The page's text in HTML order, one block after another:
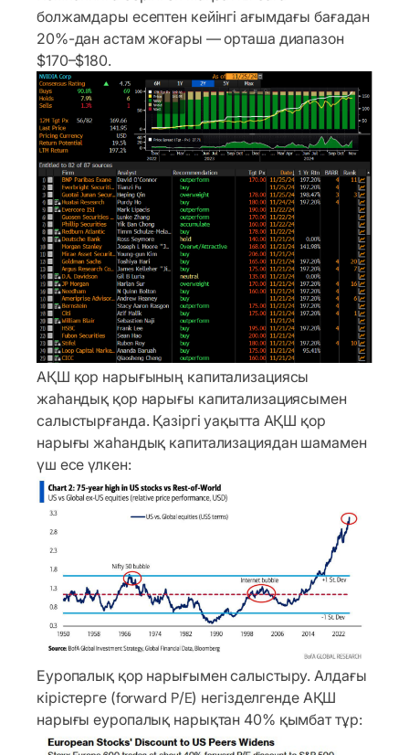
болжамдары есептен кейінгі ағымдағы бағадан
20%-дан астам жоғары — орташа диапазон
$170–$180.
АҚШ қор нарығының капитализациясы
жаһандық қор нарығы капитализациясымен
салыстырғанда. Қазіргі уақытта АҚШ қор
нарығы жаһандық капитализациядан шамамен
үш есе үлкен:
Еуропалық қор нарығымен салыстыру. Алдағы
кірістерге (forward P/E) негізделгенде АҚШ
нарығы еуропалық нарықтан 40% қымбат тұр: